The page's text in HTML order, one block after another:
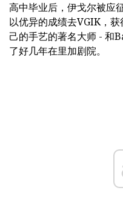
高中毕业后，伊戈尔被应
以优异的成绩去VGIK，
己的手艺的著名大师 - 和
了好几年在里加剧院。